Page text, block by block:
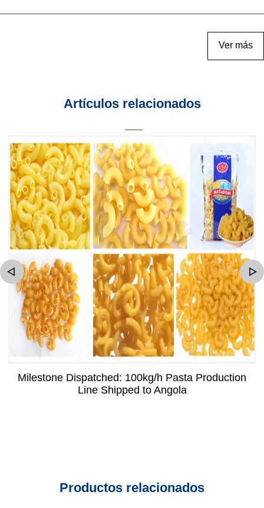
Ver más
Artículos relacionados
Milestone Dispatched: 100kg/h Pasta Production
Line Shipped to Angola
Productos relacionados